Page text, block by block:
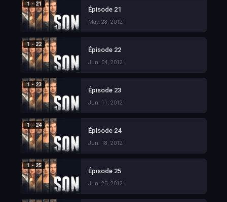
1 - 21
Épisode 21
May. 28, 2012
1 - 22
Épisode 22
Jun. 04, 2012
1 - 23
Épisode 23
Jun. 11, 2012
1 - 24
Épisode 24
Jun. 18, 2012
1 - 25
Épisode 25
Jun. 25, 2012